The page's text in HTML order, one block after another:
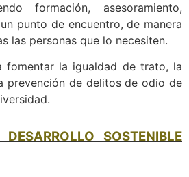
formación, asesoramiento,
punto de encuentro, de manera
las personas que lo necesiten.
fomentar la igualdad de trato, la
prevención de delitos de odio de
SOSTENIBLE